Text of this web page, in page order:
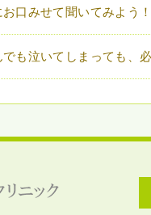
口みせて聞いてみよう
も泣いてしまっても、